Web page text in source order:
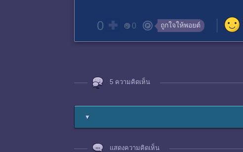
0 0 ถูกใจให้พอยต์
5 ความคิดเห็น
▼
แสดงความคิดเห็น